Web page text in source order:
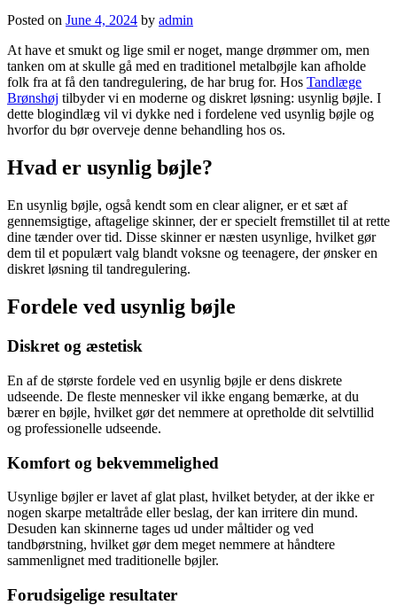
Posted on June 4, 2024 by admin
At have et smukt og lige smil er noget, mange drømmer om, men
tanken om at skulle gå med en traditionel metalbøjle kan afholde
folk fra at få den tandregulering, de har brug for. Hos Tandlæge
Brønshøj tilbyder vi en moderne og diskret løsning: usynlig bøjle. I
dette blogindlæg vil vi dykke ned i fordelene ved usynlig bøjle og
hvorfor du bør overveje denne behandling hos os.
Hvad er usynlig bøjle?
En usynlig bøjle, også kendt som en clear aligner, er et sæt af
gennemsigtige, aftagelige skinner, der er specielt fremstillet til at rette
dine tænder over tid. Disse skinner er næsten usynlige, hvilket gør
dem til et populært valg blandt voksne og teenagere, der ønsker en
diskret løsning til tandregulering.
Fordele ved usynlig bøjle
Diskret og æstetisk
En af de største fordele ved en usynlig bøjle er dens diskrete
udseende. De fleste mennesker vil ikke engang bemærke, at du
bærer en bøjle, hvilket gør det nemmere at opretholde dit selvtillid
og professionelle udseende.
Komfort og bekvemmelighed
Usynlige bøjler er lavet af glat plast, hvilket betyder, at der ikke er
nogen skarpe metaltråde eller beslag, der kan irritere din mund.
Desuden kan skinnerne tages ud under måltider og ved
tandbørstning, hvilket gør dem meget nemmere at håndtere
sammenlignet med traditionelle bøjler.
Forudsigelige resultater